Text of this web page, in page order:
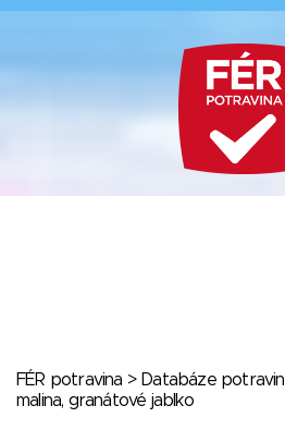
FÉR potravina > Databáze potravin
malina, granátové jablko